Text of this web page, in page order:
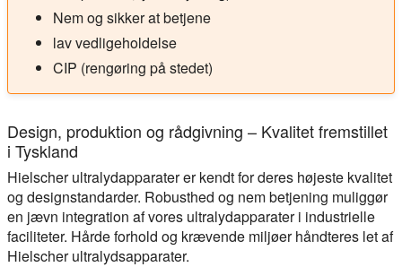
Nem og sikker at betjene
lav vedligeholdelse
CIP (rengøring på stedet)
Design, produktion og rådgivning – Kvalitet fremstillet
i Tyskland
Hielscher ultralydapparater er kendt for deres højeste kvalitet
og designstandarder. Robusthed og nem betjening muliggør
en jævn integration af vores ultralydapparater i industrielle
faciliteter. Hårde forhold og krævende miljøer håndteres let af
Hielscher ultralydsapparater.